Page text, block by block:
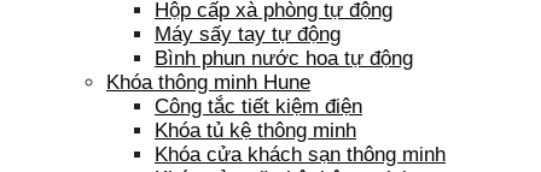
Hộp cấp xà phòng tự động
Máy sấy tay tự động
Bình phun nước hoa tự động
Khóa thông minh Hune
Công tắc tiết kiệm điện
Khóa tủ kệ thông minh
Khóa cửa khách sạn thông minh